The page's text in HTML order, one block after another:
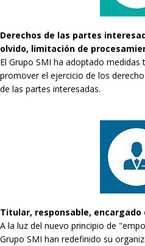
Derechos de las partes
olvido, limitación de
El Grupo SMI ha adoptado medidas
promover el ejercicio de los
de las partes interesadas.
Titular, responsable,
A la luz del nuevo principio de
Grupo SMI han redefinido su